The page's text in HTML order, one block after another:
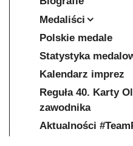
Medaliści
Polskie medale
Statystyka
Kalendarz imprez
Reguła 40. Karty
zawodnika
Aktualności